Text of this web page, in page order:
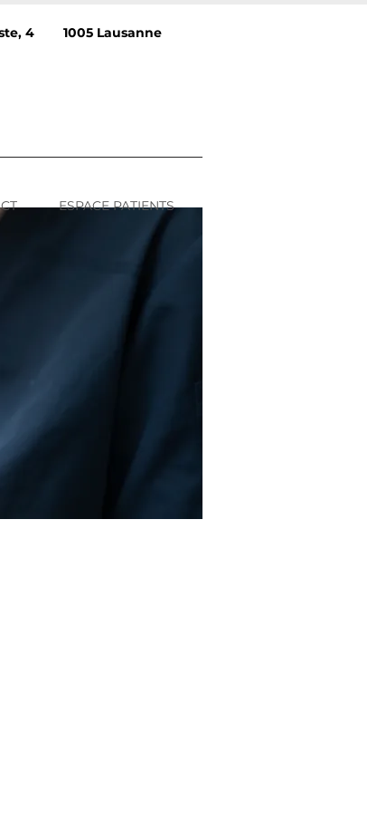
4 1005 Lausanne​
ESPACE PATIENTS